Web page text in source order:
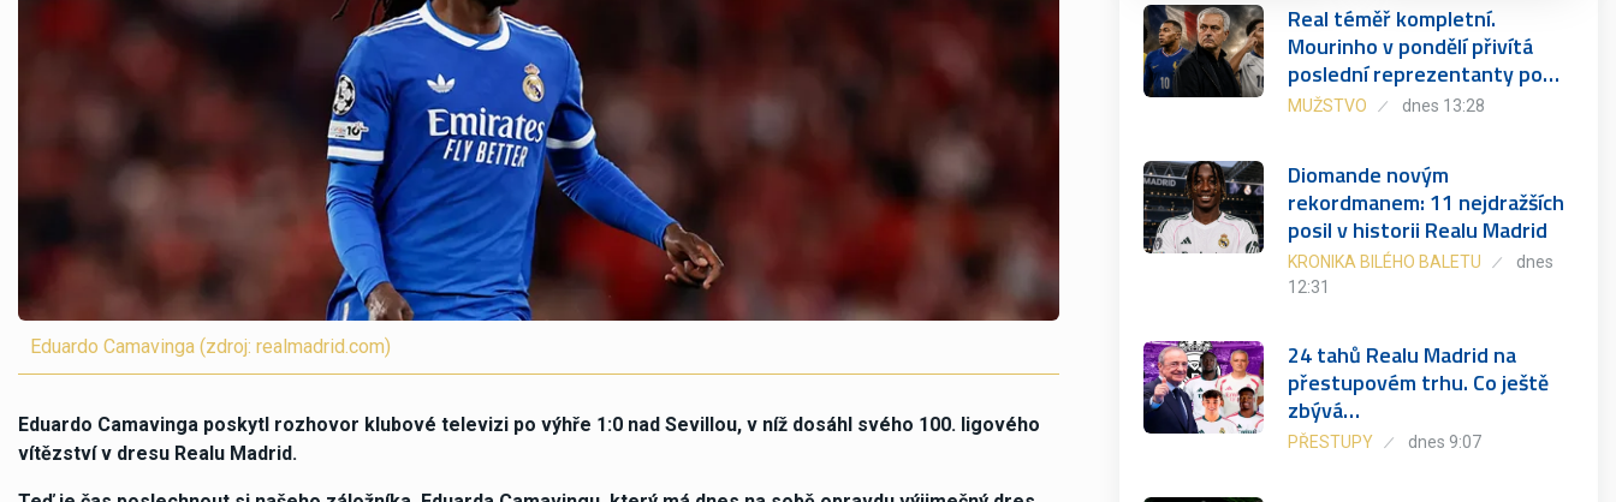
Eduardo Camavinga (zdroj: realmadrid.com)
Eduardo Camavinga poskytl rozhovor klubové televizi po výhře 1:0 nad Sevillou, v níž dosáhl svého 100. ligového
vítězství v dresu Realu Madrid.
Real téměř kompletní.
Mourinho v pondělí přivítá
poslední reprezentanty po…
MUŽSTVO dnes 13:28
Diomande novým
rekordmanem: 11 nejdražších
posil v historii Realu Madrid
KRONIKA BILÉHO BALETU
dnes
12:31
24 tahů Realu Madrid na
přestupovém trhu. Co ještě
zbývá…
PŘESTUPY dnes 9:07